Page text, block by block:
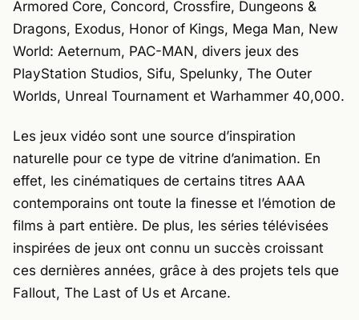
Armored Core, Concord, Crossfire, Dungeons &
Dragons, Exodus, Honor of Kings, Mega Man, New
World: Aeternum, PAC-MAN, divers jeux des
PlayStation Studios, Sifu, Spelunky, The Outer
Worlds, Unreal Tournament et Warhammer 40,000.
Les jeux vidéo sont une source d’inspiration
naturelle pour ce type de vitrine d’animation. En
effet, les cinématiques de certains titres AAA
contemporains ont toute la finesse et l’émotion de
films à part entière. De plus, les séries télévisées
inspirées de jeux ont connu un succès croissant
ces dernières années, grâce à des projets tels que
Fallout, The Last of Us et Arcane.